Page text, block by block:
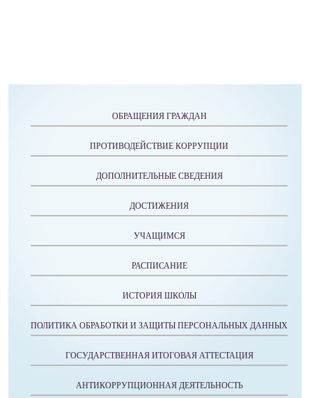
ОБРАЩЕНИЯ ГРАЖДАН
ПРОТИВОДЕЙСТВИЕ КОРРУПЦИИ
ДОПОЛНИТЕЛЬНЫЕ СВЕДЕНИЯ
ДОСТИЖЕНИЯ
УЧАЩИМСЯ
РАСПИСАНИЕ
ИСТОРИЯ ШКОЛЫ
ПОЛИТИКА ОБРАБОТКИ И ЗАЩИТЫ ПЕРСОНАЛЬНЫХ ДАННЫХ
ГОСУДАРСТВЕННАЯ ИТОГОВАЯ АТТЕСТАЦИЯ
АНТИКОРРУПЦИОННАЯ ДЕЯТЕЛЬНОСТЬ